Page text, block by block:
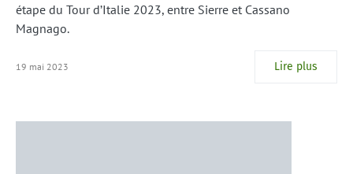
étape du Tour d’Italie 2023, entre Sierre et Cassano
Magnago.
19 mai 2023 Lire plus